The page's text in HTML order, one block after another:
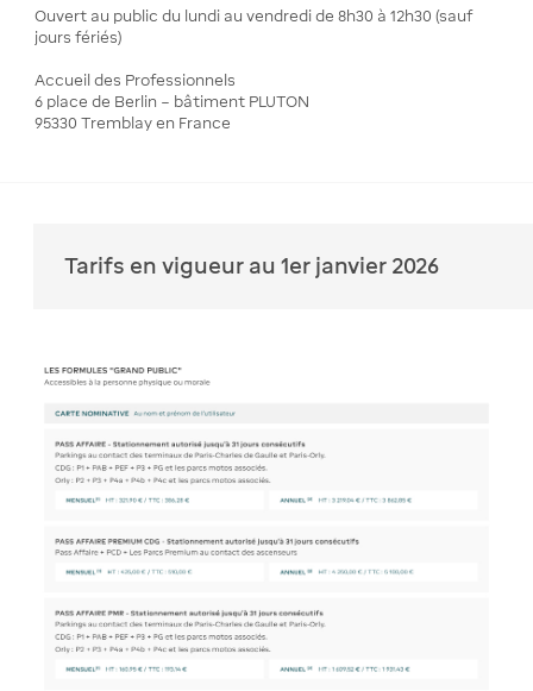
Ouvert au public du lundi au vendredi de 8h30 à 12h30 (sauf
jours fériés)
Accueil des Professionnels
6 place de Berlin – bâtiment PLUTON
Tarifs en vigueur au 1er janvier 2026